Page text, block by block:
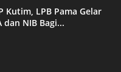
Kutim, LPB Pama Gelar
dan NIB Bagi...